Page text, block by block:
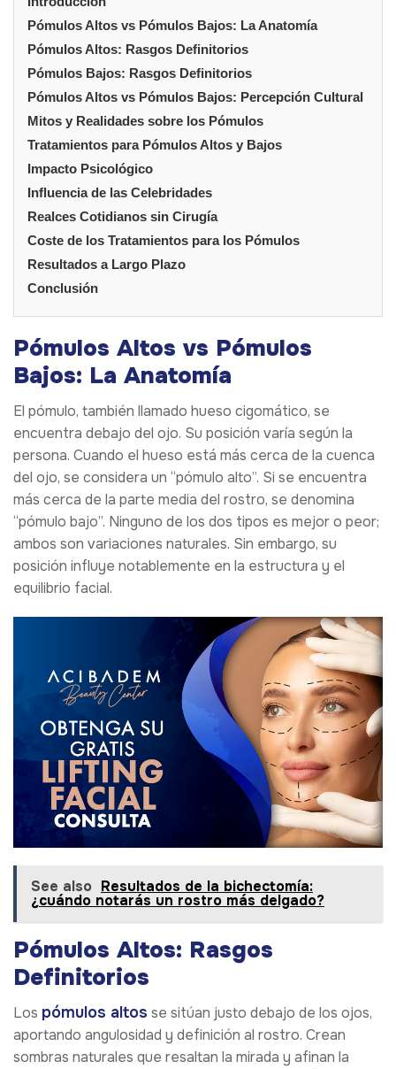
Pómulos Altos vs Pómulos Bajos: La Anatomía
Pómulos Altos: Rasgos Definitorios
Pómulos Bajos: Rasgos Definitorios
Pómulos Altos vs Pómulos Bajos: Percepción Cultural
Mitos y Realidades sobre los Pómulos
Tratamientos para Pómulos Altos y Bajos
Impacto Psicológico
Influencia de las Celebridades
Realces Cotidianos sin Cirugía
Coste de los Tratamientos para los Pómulos
Resultados a Largo Plazo
Conclusión
Pómulos Altos vs Pómulos
Bajos: La Anatomía
El pómulo, también llamado hueso cigomático, se
encuentra debajo del ojo. Su posición varía según la
persona. Cuando el hueso está más cerca de la cuenca
del ojo, se considera un “pómulo alto”. Si se encuentra
más cerca de la parte media del rostro, se denomina
“pómulo bajo”. Ninguno de los dos tipos es mejor o peor;
ambos son variaciones naturales. Sin embargo, su
posición influye notablemente en la estructura y el
equilibrio facial.
See also Resultados de la bichectomía:
¿cuándo notarás un rostro más delgado?
Pómulos Altos: Rasgos
Definitorios
Los pómulos altos se sitúan justo debajo de los ojos,
aportando angulosidad y definición al rostro. Crean
sombras naturales que resaltan la mirada y afinan la